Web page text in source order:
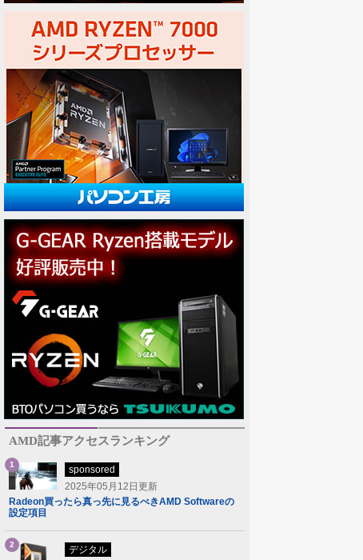
AMD記事アクセスランキング
1
sponsored
2025年05月12日更新
Radeon買ったら真っ先に見るべきAMD Softwareの
設定項目
2
デジタル